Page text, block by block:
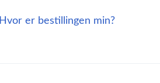
Hvor er bestillingen min?